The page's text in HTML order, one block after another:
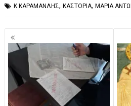
Κ ΚΑΡΑΜΑΝΛΗΣ,ΚΑΣΤΟΡΙΑ,ΜΑΡΙΑ
Πλοήγηση
άρθρων